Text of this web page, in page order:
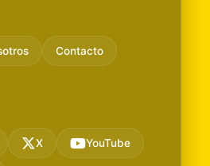
Contacto
X YouTube